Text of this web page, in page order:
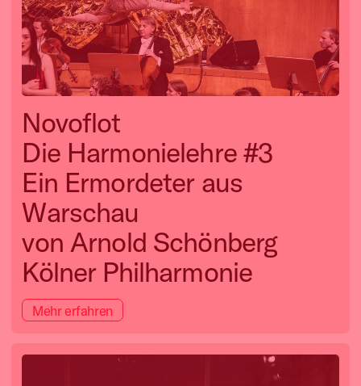
Novoflot
Die Harmonielehre #3
Ein Ermordeter aus
Warschau
von Arnold Schönberg
Kölner Philharmonie
Mehr erfahren